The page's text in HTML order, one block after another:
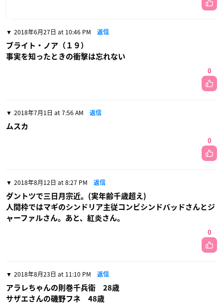
2018年6月27日 at 10:46 PM 返信
ブライト・ノア（１９）
事実を知ったときの衝撃は忘れない
0
2018年7月1日 at 7:56 AM 返信
ムスカ
0
2018年8月12日 at 8:27 PM 返信
ダントツで三日月宗近。(実年齢千歳超え)
人間枠ではマギのシンドリア主従コンビシンドバッドさんとジ
ャーファルさん。あと、紅炎さん。
0
2018年8月23日 at 11:10 PM 返信
アラレちゃんの則巻千兵衛 28歳
サザエさんの磯野フネ 48歳